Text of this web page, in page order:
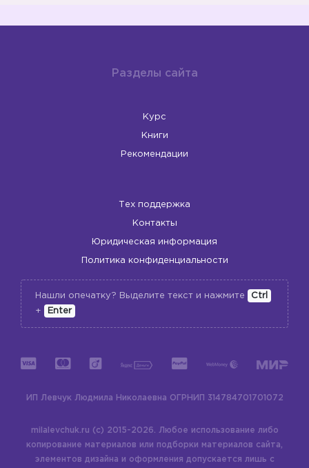
Разделы сайта
Курс
Книги
Рекомендации
Тех поддержка
Контакты
Юридическая информация
Политика конфиденциальности
Нашли опечатку? Выделите текст и нажмите
Ctrl
+
Enter
ИП Левчук Людмила Николаевна ОГРНИП 314784701701072
milalevchuk.ru (c) 2015-2026.
Любое использование либо
копирование материалов или подборки материалов сайта,
элементов дизайна и оформления допускается лишь с